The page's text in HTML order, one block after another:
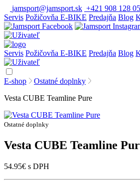
jamsport@jamsport.sk +421 908 128
Servis Požičovňa E-BIKE Predajňa Blog
Servis Požičovňa E-BIKE Predajňa Blog
E-shop
Ostatné doplnky
Vesta CUBE Teamline Pure
Ostatné doplnky
Vesta CUBE Teamline
54.95€ s DPH